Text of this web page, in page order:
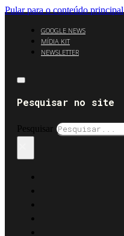
Pular para o conteúdo principal
GOOGLE NEWS
MÍDIA KIT
NEWSLETTER
Pesquisar no site
Pesquisar